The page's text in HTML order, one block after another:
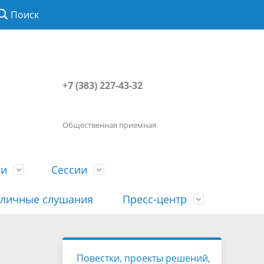
Поиск
+7 (383) 227-43-32
Общественная приемная
История
Сессии
Порядок посещения сессии
гражданами
Сведения о доходах, расходах, об
имуществе, обязательствах
слушания Пресс-центр
Наша "Прямая линия"
Повестки, проекты решений,